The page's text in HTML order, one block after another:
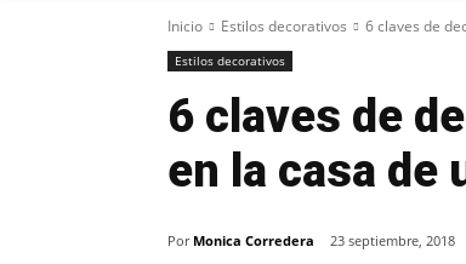
Inicio Estilos decorativos 6 claves de
Estilos decorativos
6 claves de
en la casa de
Por Monica Corredera 23 septiembre, 2018